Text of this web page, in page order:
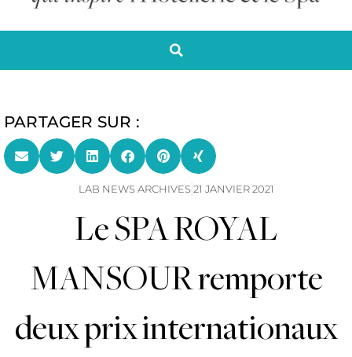
PARTAGER SUR :
LAB NEWS ARCHIVES 21 JANVIER 2021
Le SPA ROYAL
MANSOUR remporte
deux prix internationaux